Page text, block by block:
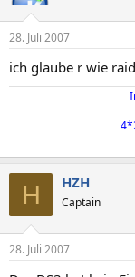
28. Juli 2007
ich glaube r wie raid
H HZH
Captain
28. Juli 2007